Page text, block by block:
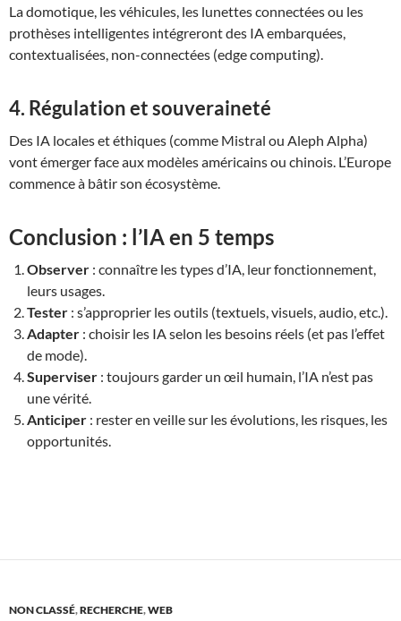
La domotique, les véhicules, les lunettes connectées ou les
prothèses intelligentes intégreront des IA embarquées,
contextualisées, non-connectées (edge computing).
4. Régulation et souveraineté
Des IA locales et éthiques (comme Mistral ou Aleph Alpha)
vont émerger face aux modèles américains ou chinois. L’Europe
commence à bâtir son écosystème.
Conclusion : l’IA en 5 temps
Observer : connaître les types d’IA, leur fonctionnement,
leurs usages.
Tester : s’approprier les outils (textuels, visuels, audio, etc.).
Adapter : choisir les IA selon les besoins réels (et pas l’effet
de mode).
Superviser : toujours garder un œil humain, l’IA n’est pas
une vérité.
Anticiper : rester en veille sur les évolutions, les risques, les
opportunités.
NON CLASSÉ,RECHERCHE,WEB